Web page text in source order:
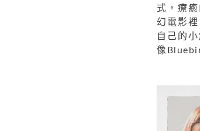
式，療
幻電影
自己的
像